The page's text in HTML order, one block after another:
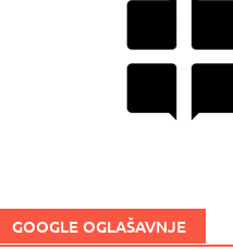
GOOGLE OGLAŠAVNJE